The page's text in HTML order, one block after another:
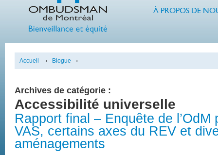
À PROPOS DE
Accueil › Blogue ›
Archives de catégorie :
Accessibilité universelle
Rapport final – Enquête de l’OdM
VAS, certains axes du REV et
aménagements